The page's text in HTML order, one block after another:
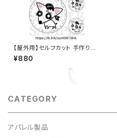
【屋外用】セルフカット 手作りス
テッカー
¥880
CATEGORY
アパレル製品